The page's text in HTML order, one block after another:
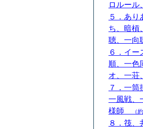
ロルー
５．あ
ち、暗槓
聴、一
６．イー
順、一色
オ、一
７．一筒
一風戦、
様師
（
８．筏、